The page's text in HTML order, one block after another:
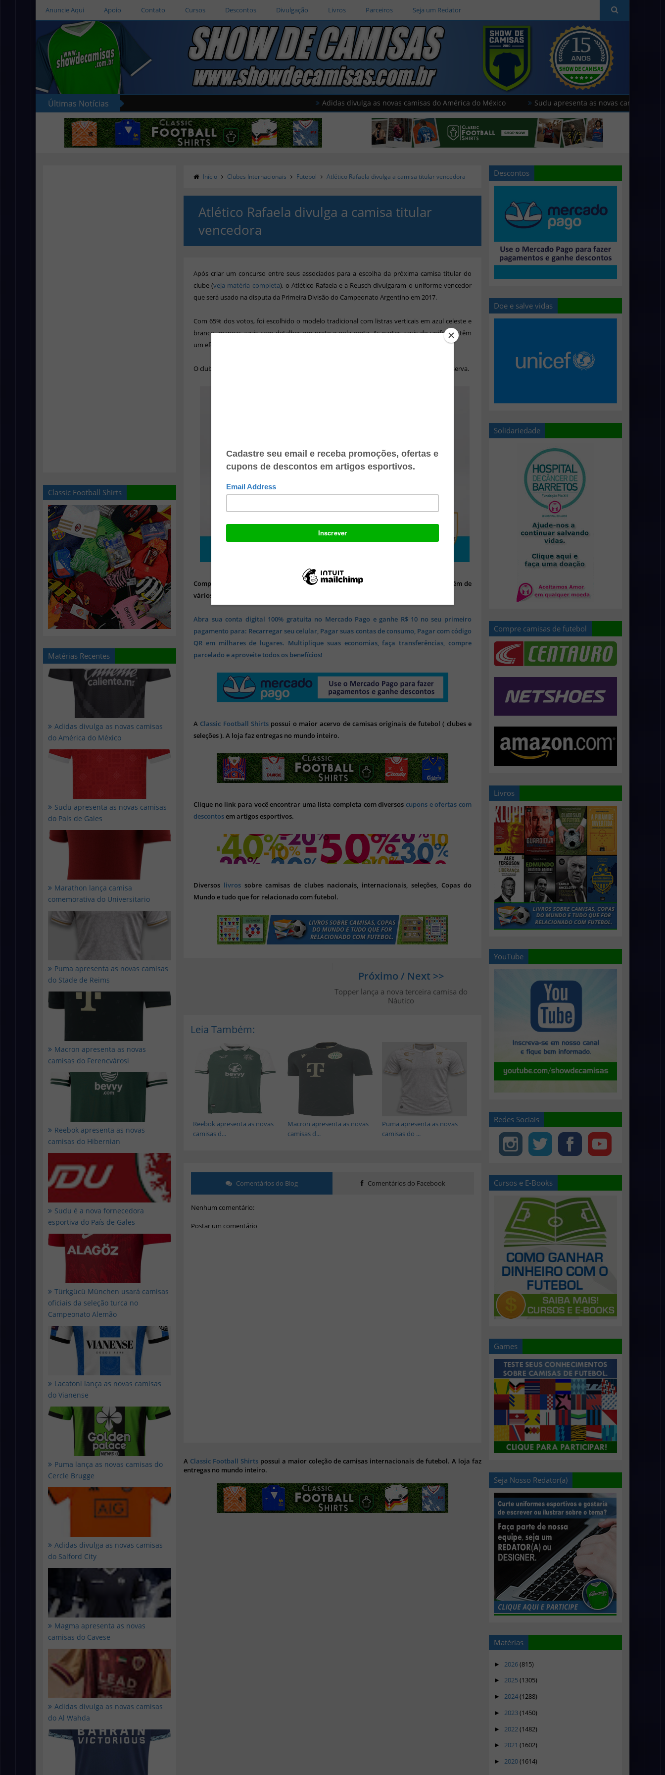
Anuncie Aqui Apoio Contato Cursos Descontos Divulgação Livros Parceiros Seja um Redator
Últimas Notícias Adidas divulga as novas camisas do América do México Sudu apresenta as novas camisas do País de
Classic Football Shirts
Matérias Recentes
Adidas divulga as novas camisas
do América do México
Sudu apresenta as novas camisas
do País de Gales
Marathon lança camisa
comemorativa do Universitario
Puma apresenta as novas camisas
do Stade de Reims
Macron apresenta as novas
camisas do Ferencvárosi
Reebok apresenta as novas
camisas do Hibernian
Sudu é a nova fornecedora
esportiva do País de Gales
Türkgücü München usará camisas
oficiais da seleção turca no
Campeonato Alemão
Lacatoni lança as novas camisas
do Vianense
Puma lança as novas camisas do
Cercle Brugge
Adidas divulga as novas camisas
do Salford City
Magma apresenta as novas
camisas do Cavese
Adidas divulga as novas camisas
do Al Wahda
Início Clubes Internacionais Futebol Atlético Rafaela divulga a camisa titular vencedora
Atlético Rafaela divulga a camisa titular
vencedora
Após criar um concurso entre seus associados para a escolha da próxima camisa titular do
clube(veja matéria completa), o Atlético Rafaela e a Reusch divulgaram o uniforme vencedor
que será usado na disputa da Primeira Divisão do Campeonato Argentino em 2017.
Com 65% dos votos, foi escolhido o modelo tradicional com listras verticais em azul celeste e
branco, mangas azuis com detalhes em preto e gola preta. As partes azuis do uniforme têm
um efeito quadriculado em dois tons, que lembra um tabuleiro de xadrez.
O clube divulgou que também continuará trabalhando em desenhos para o uniforme reserva.
Compre camisas de times internacionais e de outros clubes e seleções de futebol, além de
vários outros artigos esportivos na Fut Fanatics.
Abra sua conta digital 100% gratuita no Mercado Pago e ganhe R$ 10 no seu primeiro
pagamento para: Recarregar seu celular, Pagar suas contas de consumo, Pagar com código
QR em milhares de lugares. Multiplique suas economias, faça transferências, compre
parcelado e aproveite todos os benefícios!
A Classic Football Shirts possui o maior acervo de camisas originais de futebol ( clubes e
seleções ). A loja faz entregas no mundo inteiro.
Clique no link para você encontrar uma lista completa com diversoscupons e ofertas com
descontosem artigos esportivos.
Diversos livros sobre camisas de clubes nacionais, internacionais, seleções, Copas do
Mundo e tudo que for relacionado com futebol.
Próximo / Next >>
Topper lança a nova terceira camisa do
Náutico
Leia Também:
Puma apresenta as novas
camisas do ...
Macron apresenta as novas
camisas d...
Reebok apresenta as novas
camisas d...
Comentários do Blog Comentários do Facebook
Nenhum comentário:
Postar um comentário
A Classic Football Shirts possui a maior coleção de camisas internacionais de futebol. A loja faz
entregas no mundo inteiro.
Descontos
Doe e salve vidas
Solidariedade
Compre camisas de futebol
Livros
YouTube
Redes Sociais
Cursos e E-Books
Games
Seja Nosso Redator(a)
Matérias
► 2026(815)
► 2025(1305)
► 2024(1288)
► 2023(1450)
► 2022(1482)
► 2021 (1602)
► 2020(1614)